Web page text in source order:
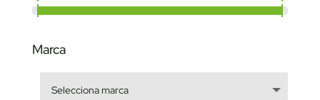
Marca